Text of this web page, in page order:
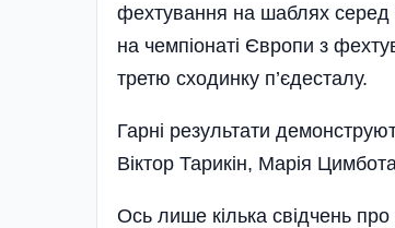
фехтування на шаблях серед
на чемпіонаті Європи з
третю сходинку п’єдесталу.
Гарні результати
Віктор Тарикін, Марія
Ось лише кілька свідчень